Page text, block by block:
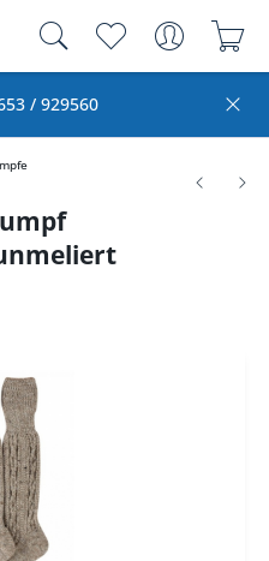
/ 929560